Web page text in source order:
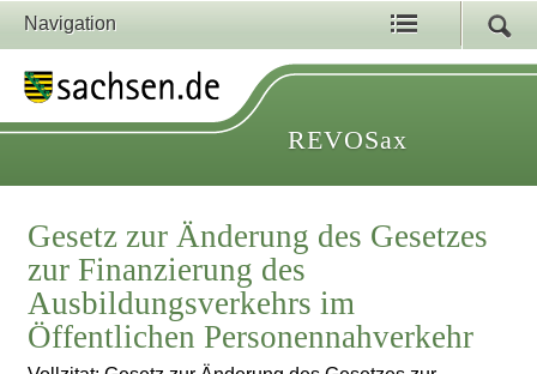
Navigation
REVOSax
Gesetz zur Änderung des Gesetzes
zur Finanzierung des
Ausbildungsverkehrs im
Öffentlichen Personennahverkehr